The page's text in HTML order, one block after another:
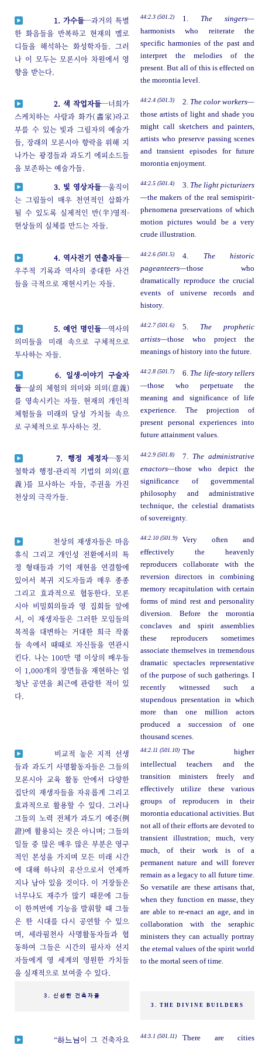
1. 가수들─과거의 특별
한 화음들을 반복하고 현재의 멜로
디들을 해석하는 화성학자들. 그러
나 이 모두는 모론시아 차원에서 영
향을 받는다.
44:2.3 (501.2) 1. The singers—
harmonists who reiterate the
specific harmonies of the past and
interpret the melodies of the
present. But all of this is effected on
the morontia level.
2. 색 작업자들─너희가
스케치하는 사람과 화가(畵家)라고
부를 수 있는 빛과 그림자의 예술가
들, 장래의 모론시아 향락을 위해 지
나가는 광경들과 과도기 에피소드들
을 보존하는 예술가들.
44:2.4 (501.3) 2. The color workers—
those artists of light and shade you
might call sketchers and painters,
artists who preserve passing scenes
and transient episodes for future
morontia enjoyment.
3. 빛 영상자들─움직이
는 그림들이 매우 천연적인 삽화가
될 수 있도록 실제적인 반(半)영적-
현상들의 실체를 만드는 자들.
44:2.5 (501.4) 3. The light picturizers
—the makers of the real semispirit-
phenomena preservations of which
motion pictures would be a very
crude illustration.
4. 역사전기 연출자들─
우주적 기록과 역사의 중대한 사건
들을 극적으로 재현시키는 자들.
44:2.6 (501.5) 4. The historic
pageanteers—those who
dramatically reproduce the crucial
events of universe records and
history.
5. 예언 명인들─역사의
의미들을 미래 속으로 구체적으로
투사하는 자들.
44:2.7 (501.6) 5. The prophetic
artists—those who project the
meanings of history into the future.
6. 일생-이야기 구술자
들─삶의 체험의 의미와 의의(意義)
를 영속시키는 자들. 현재의 개인적
체험들을 미래의 달성 가치들 속으
로 구체적으로 투사하는 것.
44:2.8 (501.7) 6. The life-story tellers
—those who perpetuate the
meaning and significance of life
experience. The projection of
present personal experiences into
future attainment values.
7. 행정 제정자─통치
철학과 행정-관리적 기법의 의의(意
義)를 묘사하는 자들, 주권을 가진
천상의 극작가들.
44:2.9 (501.8) 7. The administrative
enactors—those who depict the
significance of governmental
philosophy and administrative
technique, the celestial dramatists
of sovereignty.
천상의 재생자들은 마음
휴식 그리고 개인성 전환에서의 특
정 형태들과 기억 재현을 연결함에
있어서 복귀 지도자들과 매우 종종
그리고 효과적으로 협동한다. 모론
시아 비밀회의들과 영 집회들 앞에
서, 이 재생자들은 그러한 모임들의
목적을 대변하는 거대한 희극 작품
들 속에서 때때로 자신들을 연관시
킨다. 나는 100만 명 이상의 배우들
이 1,000개의 장면들을 재현하는 엄
청난 공연을 최근에 관람한 적이 있
다.
44:2.10 (501.9)
Very often and
effectively the heavenly
reproducers collaborate with the
reversion directors in combining
memory recapitulation with certain
forms of mind rest and personality
diversion. Before the morontia
conclaves and spirit assemblies
these reproducers sometimes
associate themselves in tremendous
dramatic spectacles representative
of the purpose of such gatherings. I
recently witnessed such a
stupendous presentation in which
more than one million actors
produced a succession of one
thousand scenes.
비교적 높은 지적 선생
들과 과도기 사명활동자들은 그들의
모론시아 교육 활동 안에서 다양한
집단의 재생자들을 자유롭게 그리고
효과적으로 활용할 수 있다. 그러나
그들의 노력 전체가 과도기 예증(例
證)에 활용되는 것은 아니며; 그들의
일들 중 많은 매우 많은 부분은 영구
적인 본성을 가지며 모든 미래 시간
에 대해 하나의 유산으로서 언제까
지나 남아 있을 것이다. 이 거장들은
너무나도 재주가 많기 때문에 그들
이 한꺼번에 기능을 발휘할 때 그들
은 한 시대를 다시 공연할 수 있으
며, 세라핌천사 사명활동자들과 협
동하여 그들은 시간의 필사자 선지
자들에게 영 세계의 영원한 가치들
을 실재적으로 보여줄 수 있다.
44:2.11 (501.10) The higher
intellectual teachers and the
transition ministers freely and
effectively utilize these various
groups of reproducers in their
morontia educational activities. But
not all of their efforts are devoted to
transient illustration; much, very
much, of their work is of a
permanent nature and will forever
remain as a legacy to all future time.
So versatile are these artisans that,
when they function en masse, they
are able to re-enact an age, and in
collaboration with the seraphic
ministers they can actually portray
the eternal values of the spirit world
to the mortal seers of time.
3. 신성한 건축자들
3. THE DIVINE BUILDERS
“하느님 이 그 건축자요
44:3.1 (501.11)
There are cities